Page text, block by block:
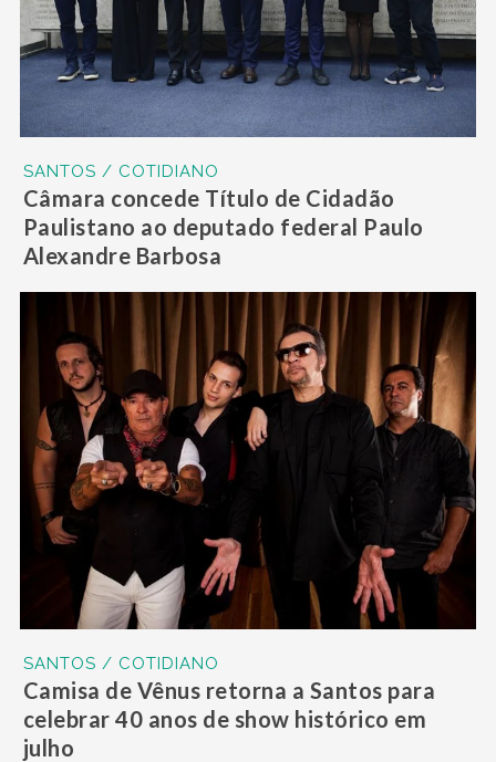
SANTOS / COTIDIANO
Câmara concede Título de Cidadão
Paulistano ao deputado federal Paulo
Alexandre Barbosa
SANTOS / COTIDIANO
Camisa de Vênus retorna a Santos para
celebrar 40 anos de show histórico em
julho